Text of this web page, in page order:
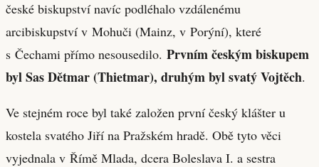
české biskupství navíc podléhalo vzdálenému
arcibiskupství v Mohuči (Mainz, v Porýní), které
s Čechami přímo nesousedilo. Prvním českým biskupem
byl Sas Dětmar (Thietmar), druhým byl svatý Vojtěch.
Ve stejném roce byl také založen první český klášter u
kostela svatého Jiří na Pražském hradě. Obě tyto věci
vyjednala v Římě Mlada, dcera Boleslava I. a sestra